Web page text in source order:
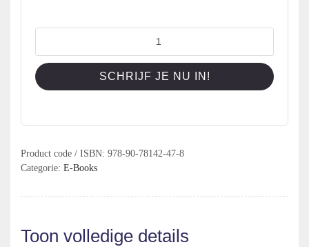
E-
Book
SCHRIJF JE NU IN!
Product code / ISBN: 978-90-78142-47-8
Categorie: E-Books
Toon volledige details